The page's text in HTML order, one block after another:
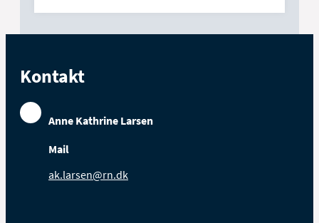
Kontakt
Anne Kathrine Larsen
Mail
ak.larsen@rn.dk